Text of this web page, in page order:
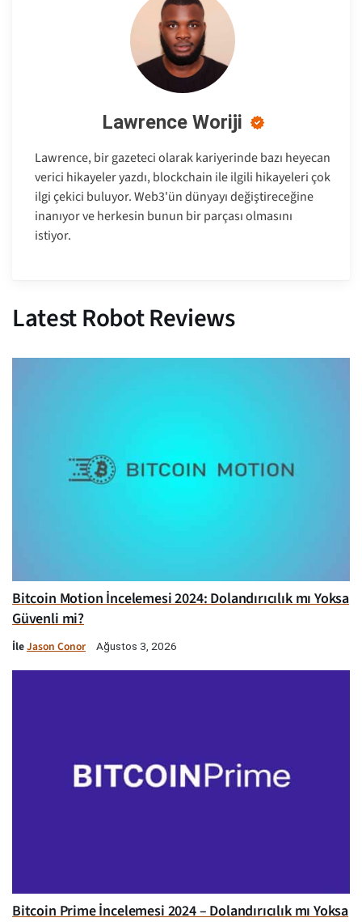
Lawrence Woriji
Lawrence, bir gazeteci olarak kariyerinde bazı heyecan
verici hikayeler yazdı, blockchain ile ilgili hikayeleri çok
ilgi çekici buluyor. Web3'ün dünyayı değiştireceğine
inanıyor ve herkesin bunun bir parçası olmasını
istiyor.
Latest Robot Reviews
Bitcoin Motion İncelemesi 2024: Dolandırıcılık mı Yoksa
Güvenli mi?
İleJason Conor Ağustos 3, 2026
Bitcoin Prime İncelemesi 2024 – Dolandırıcılık mı Yoksa